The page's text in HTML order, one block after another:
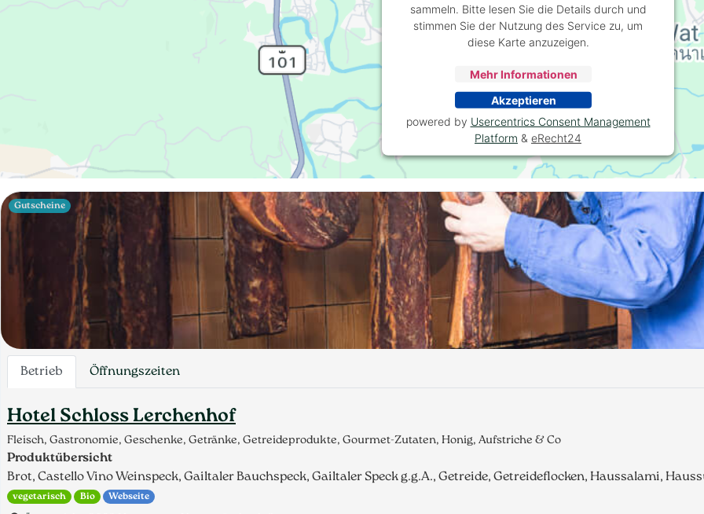
Betrieb Öffnungszeiten
Hotel Schloss Lerchenhof
Fleisch, Gastronomie, Geschenke, Getränke, Getreideprodukte, Gourmet-Zutaten, Honig, Aufstriche & Co
Produktübersicht
Brot, Castello Vino Weinspeck, Gailtaler Bauchspeck, Gailtaler Speck g.g.A., Getreide, Getreideflocken, Haussalami,
vegetarisch Bio Webseite
Gutscheine
sammeln. Bitte lesen Sie die Details durch und
stimmen Sie der Nutzung des Service zu, um
diese Karte anzuzeigen.
Mehr Informationen
Akzeptieren
powered by Usercentrics Consent Management
Platform & eRecht24